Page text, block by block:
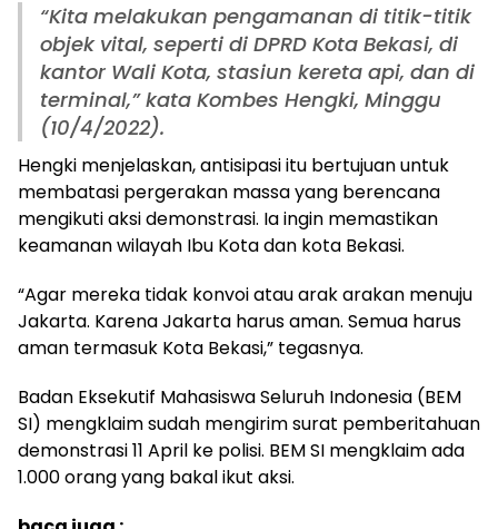
“Kita melakukan pengamanan di titik-titik
objek vital, seperti di DPRD Kota Bekasi, di
kantor Wali Kota, stasiun kereta api, dan di
terminal,” kata Kombes Hengki, Minggu
(10/4/2022).
Hengki menjelaskan, antisipasi itu bertujuan untuk
membatasi pergerakan massa yang berencana
mengikuti aksi demonstrasi. Ia ingin memastikan
keamanan wilayah Ibu Kota dan kota Bekasi.
“Agar mereka tidak konvoi atau arak arakan menuju
Jakarta. Karena Jakarta harus aman. Semua harus
aman termasuk Kota Bekasi,” tegasnya.
Badan Eksekutif Mahasiswa Seluruh Indonesia (BEM
SI) mengklaim sudah mengirim surat pemberitahuan
demonstrasi 11 April ke polisi. BEM SI mengklaim ada
1.000 orang yang bakal ikut aksi.